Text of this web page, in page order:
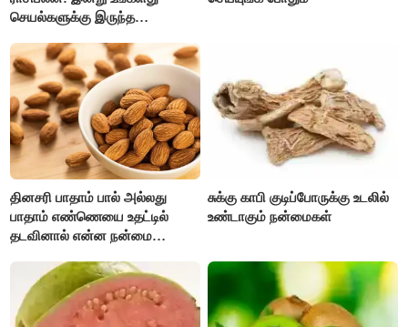
செயல்களுக்கு இருந்த
எதிர்பார்த்த உதவிகள் கிடைக்கும்.
பணவரத்து கூடும்..!
தினசரி பாதாம் பால் அல்லது
பாதாம் எண்ணெயை உதட்டில்
தடவினால் என்ன நன்மை
சுக்கு காபி குடிப்போருக்கு உடலில்
உண்டாகும் நன்மைகள்